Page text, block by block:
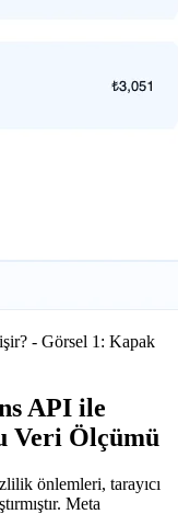
- Görsel 1: Kapak
API ile
Veri Ölçümü
önlemleri, tarayıcı
Meta